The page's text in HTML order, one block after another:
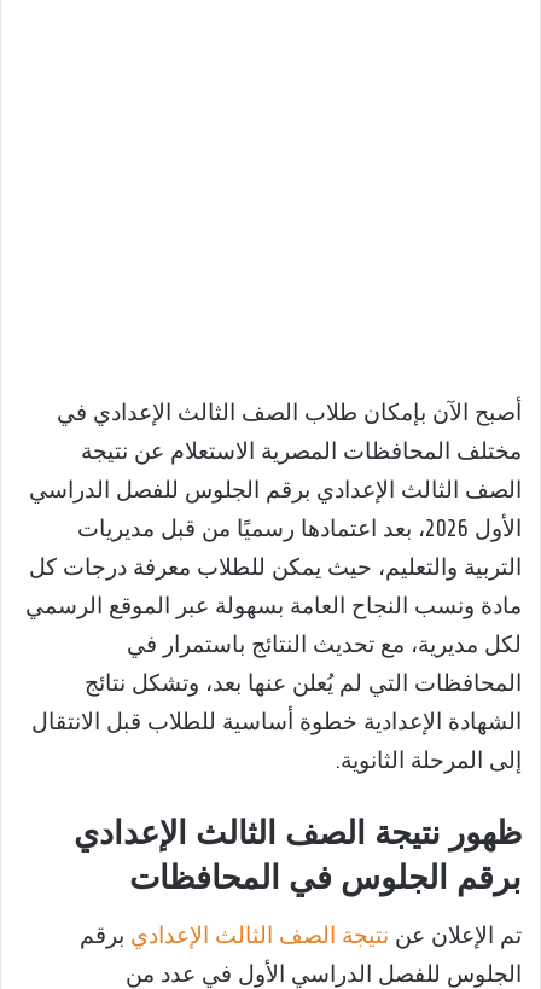
أصبح الآن بإمكان طلاب الصف الثالث الإعدادي في
مختلف المحافظات المصرية الاستعلام عن نتيجة
الصف الثالث الإعدادي برقم الجلوس للفصل الدراسي
الأول 2026، بعد اعتمادها رسميًا من قبل مديريات
التربية والتعليم، حيث يمكن للطلاب معرفة درجات كل
مادة ونسب النجاح العامة بسهولة عبر الموقع الرسمي
لكل مديرية، مع تحديث النتائج باستمرار في
المحافظات التي لم يُعلن عنها بعد، وتشكل نتائج
الشهادة الإعدادية خطوة أساسية للطلاب قبل الانتقال
إلى المرحلة الثانوية.
ظهور نتيجة الصف الثالث الإعدادي
برقم الجلوس في المحافظات
تم الإعلان عن نتيجة الصف الثالث الإعدادي برقم
الجلوس للفصل الدراسي الأول في عدد من